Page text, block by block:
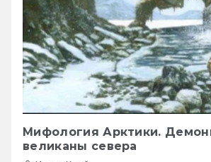
Мифология Арктики.
великаны севера